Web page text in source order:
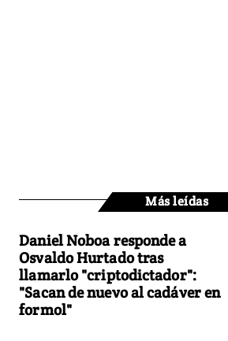
Más leídas
Daniel Noboa responde a
Osvaldo Hurtado tras
llamarlo "criptodictador":
"Sacan de nuevo al cadáver en
formol"